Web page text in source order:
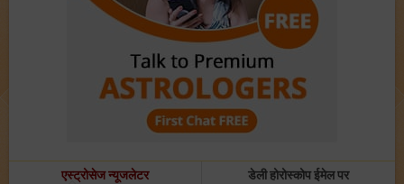
एस्ट्रोसेज न्यूजलेटर डेली होरोस्कोप ईमेल पर